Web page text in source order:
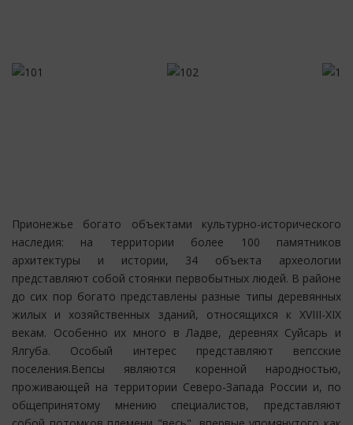
Прионежье богато объектами культурно-исторического
наследия: на территории более 100 памятников
архитектуры и истории, 34 объекта археологии
представляют собой стоянки первобытных людей. В районе
до сих пор богато представлены разные типы деревянных
жилых и хозяйственных зданий, относящихся к XVIII-XIX
векам. Особенно их много в Ладве, деревнях Суйсарь и
Ялгуба. Особый интерес представляют вепсские
поселения.Вепсы являются коренной народностью,
проживающей на территории Северо-Запада России и, по
общепринятому мнению специалистов, представляют